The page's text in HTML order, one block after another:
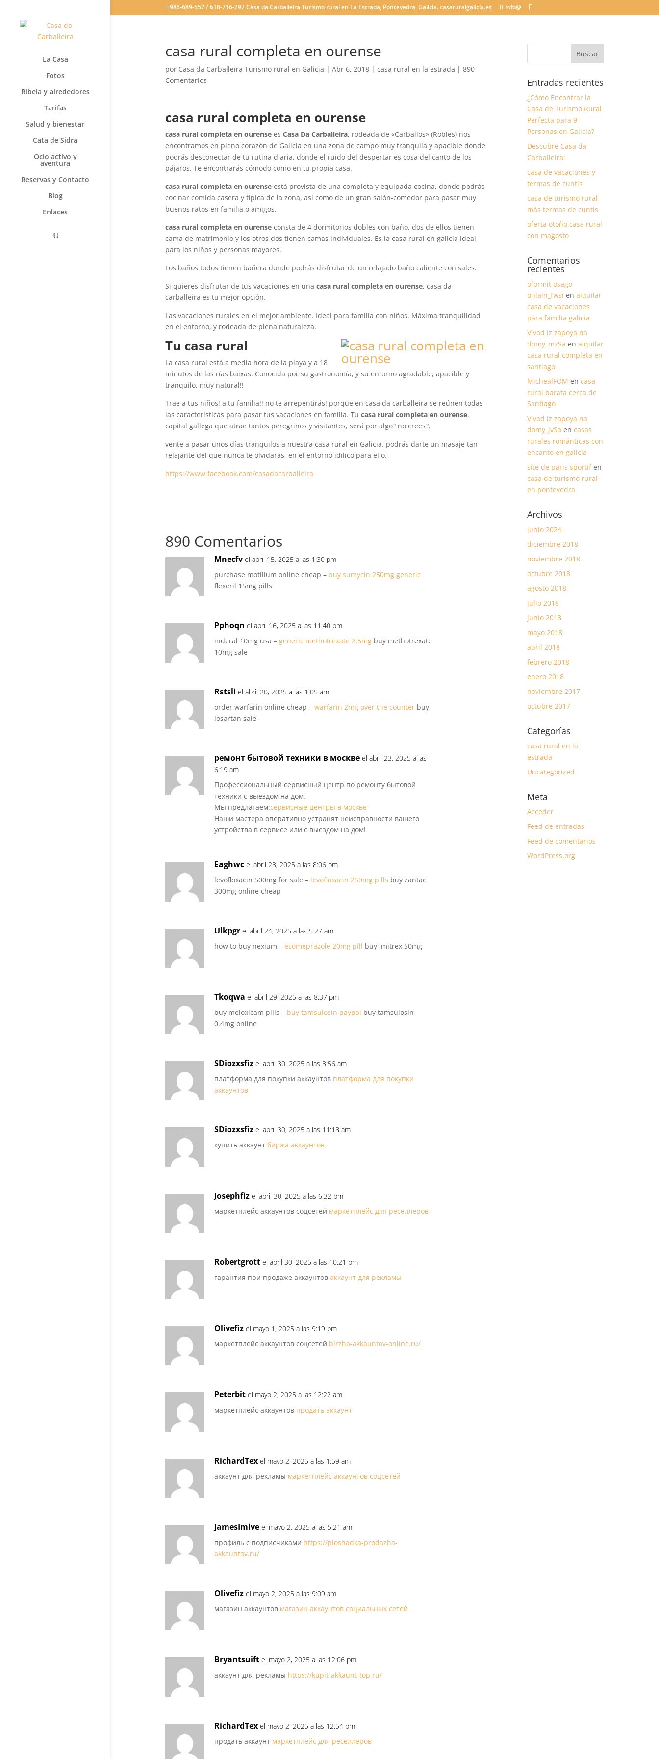
986-689-552 / 618-716-297 Casa da Carballeira Turismo rural en La Estrada, Pontevedra, Galicia. casaruralgalicia.es info@
La Casa
Fotos
Ribela y alrededores
Tarifas
Salud y bienestar
Cata de Sidra
Ocio activo y
aventura
Reservas y Contacto
Blog
Enlaces
casa rural completa en ourense
por Casa da Carballeira Turismo rural en Galicia | Abr 6, 2018| casa rural en la estrada | 890
Comentarios
casa rural completa en ourense
casa rural completa en ourensees Casa Da Carballeira, rodeada de «Carballos» (Robles) nos
encontramos en pleno corazón de Galicia en una zona de campo muy tranquila y apacible donde
podrás desconectar de tu rutina diaria, donde el ruido del despertar es cosa del canto de los
pájaros. Te encontrarás cómodo como en tu propia casa.
casa rural completa en ourenseestá provista de una completa y equipada cocina, donde podrás
cocinar comida casera y típica de la zona, así como de un gran salón-comedor para pasar muy
buenos ratos en familia o amigos.
casa rural completa en ourenseconsta de 4 dormitorios dobles con baño, dos de ellos tienen
cama de matrimonio y los otros dos tienen camas individuales. Es la casa rural en galicia ideal
para los niños y personas mayores.
Los baños todos tienen bañera donde podrás disfrutar de un relajado baño caliente con sales.
Si quieres disfrutar de tus vacaciones en una casa rural completa en ourense, casa da
carballeira es tu mejor opción.
Las vacaciones rurales en el mejor ambiente. Ideal para familia con niños. Máxima tranquilidad
en el entorno, y rodeada de plena naturaleza.
Tu casa rural
La casa rural está a media hora de la playa y a 18
minutos de las rías baixas. Conocida por su gastronomía, y su entorno agradable, apacible y
tranquilo, muy natural!!
Trae a tus niños! a tu familia!! no te arrepentirás! porque en casa da carballeira se reúnen todas
las características para pasar tus vacaciones en familia. Tu casa rural completa en ourense,
capital gallega que atrae tantos peregrinos y visitantes, será por algo? no crees?.
vente a pasar unos días tranquilos a nuestra casa rural en Galicia. podrás darte un masaje tan
relajante del que nunca te olvidarás, en el entorno idílico para ello.
https://www.facebook.com/casadacarballeira
890 Comentarios
Mnecfv el abril 15, 2025 a las 1:30 pm
purchase motilium online cheap – buy sumycin 250mg generic
flexeril 15mg pills
Pphoqn el abril 16, 2025 a las 11:40 pm
inderal 10mg usa – generic methotrexate 2.5mgbuy methotrexate
10mg sale
Rstsli el abril 20, 2025 a las 1:05 am
order warfarin online cheap – warfarin 2mg over the counterbuy
losartan sale
ремонт бытовой техники в москве el abril 23, 2025 a las
6:19 am
Профессиональный сервисный центр по ремонту бытовой
техники с выездом на дом.
Мы предлагаем:сервисные центры в москве
Наши мастера оперативно устранят неисправности вашего
устройства в сервисе или с выездом на дом!
Eaghwc el abril 23, 2025 a las 8:06 pm
levofloxacin 500mg for sale – levofloxacin 250mg pills buy zantac
300mg online cheap
Ulkpgr el abril 24, 2025 a las 5:27 am
how to buy nexium – esomeprazole 20mg pill buy imitrex 50mg
Tkoqwa el abril 29, 2025 a las 8:37 pm
buy meloxicam pills – buy tamsulosin paypal buy tamsulosin
0.4mg online
SDiozxsfiz el abril 30, 2025 a las 3:56 am
платформа для покупки аккаунтов платформа для покупки
аккаунтов
SDiozxsfiz el abril 30, 2025 a las 11:18 am
купить аккаунт биржа аккаунтов
Josephfiz el abril 30, 2025 a las 6:32 pm
маркетплейс аккаунтов соцсетей маркетплейс для реселлеров
Robertgrott el abril 30, 2025 a las 10:21 pm
гарантия при продаже аккаунтов аккаунт для рекламы
Olivefiz el mayo 1, 2025 a las 9:19 pm
маркетплейс аккаунтов соцсетей birzha-akkauntov-online.ru/
Peterbit el mayo 2, 2025 a las 12:22 am
маркетплейс аккаунтов продать аккаунт
RichardTex el mayo 2, 2025 a las 1:59 am
аккаунт для рекламы маркетплейс аккаунтов соцсетей
JamesImive el mayo 2, 2025 a las 5:21 am
профиль с подписчиками https://ploshadka-prodazha-
akkauntov.ru/
Olivefiz el mayo 2, 2025 a las 9:09 am
магазин аккаунтов магазин аккаунтов социальных сетей
Bryantsuift el mayo 2, 2025 a las 12:06 pm
аккаунт для рекламы https://kupit-akkaunt-top.ru/
RichardTex el mayo 2, 2025 a las 12:54 pm
продать аккаунт маркетплейс для реселлеров
Entradas recientes
¿Cómo Encontrar la
Casa de Turismo Rural
Perfecta para 9
Personas en Galicia?
Descubre Casa da
Carballeira:
casa de vacaciones y
termas de cuntis
casa de turismo rural
más termas de cuntis
oferta otoño casa rural
con magosto
Comentarios
recientes
oformit osago
onlain_fwsi enalquilar
casa de vacaciones
para familia galicia
Vivod iz zapoya na
domy_mzSa enalquilar
casa rural completa en
santiago
MichealFOM encasa
rural barata cerca de
Santiago
Vivod iz zapoya na
domy_jvSa encasas
rurales románticas con
encanto en galicia
site de paris sportifen
casa de turismo rural
en pontevedra
Archivos
junio 2024
diciembre 2018
noviembre 2018
octubre 2018
agosto 2018
julio 2018
junio 2018
mayo 2018
abril 2018
febrero 2018
enero 2018
noviembre 2017
octubre 2017
Categorías
casa rural en la
estrada
Uncategorized
Meta
Acceder
Feed de entradas
Feed de comentarios
WordPress.org